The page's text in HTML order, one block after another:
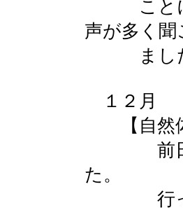
ことに
声が多く聞
ました
１２月
【自然体
前日が
た。
行って